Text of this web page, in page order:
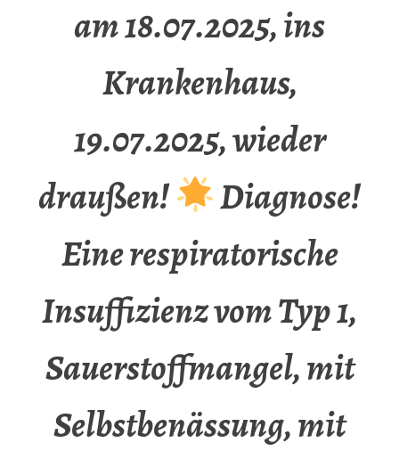
am 18.07.2025, ins
Krankenhaus,
19.07.2025, wieder
draußen!
Diagnose!
Eine respiratorische
Insuffizienz vom Typ 1,
Sauerstoffmangel, mit
Selbstbenässung, mit